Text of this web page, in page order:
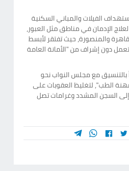
الفيلات والمباني السكنية
الإدمان في مناطق مثل العبور،
والمنصورة، حيث تفتقر لأبسط
دون إشراف من "الأمانة العامة
مع مجلس النواب نحو
الطب"، لتغليظ العقوبات على
السجن المشدد وغرامات تصل